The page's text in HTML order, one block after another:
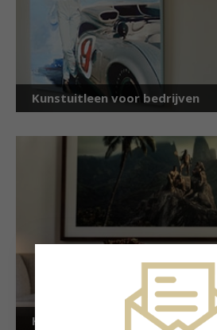
Kunstuitleen voor bedrijven
Kunstuitleen voor particulieren